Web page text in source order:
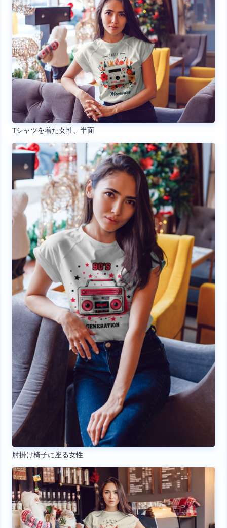
Tシャツを着た女性、半面
肘掛け椅子に座る女性